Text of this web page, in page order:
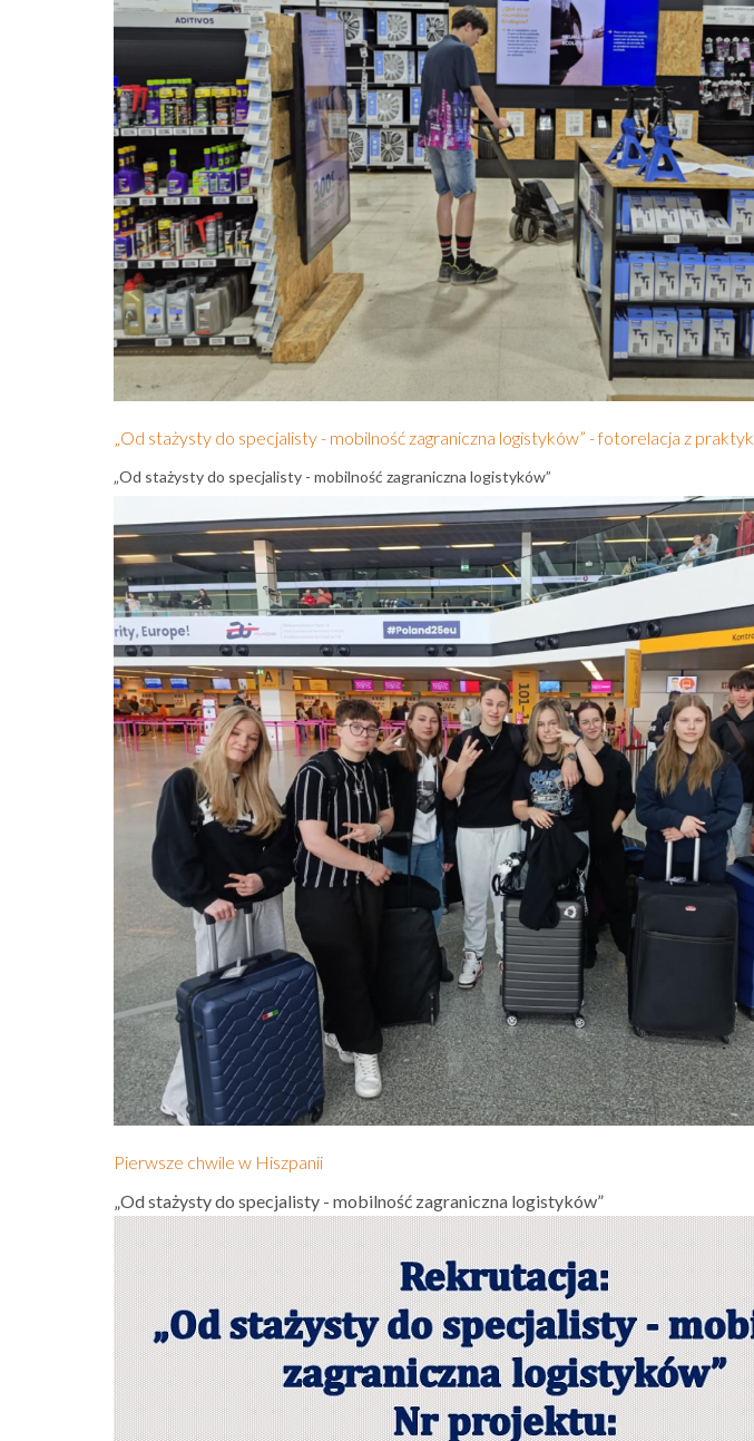
„Od stażysty do specjalisty - mobilność zagraniczna logistyków” - fotorelacja z praktyk
„Od stażysty do specjalisty - mobilność zagraniczna logistyków”
Pierwsze chwile w Hiszpanii
„Od stażysty do specjalisty - mobilność zagraniczna logistyków”